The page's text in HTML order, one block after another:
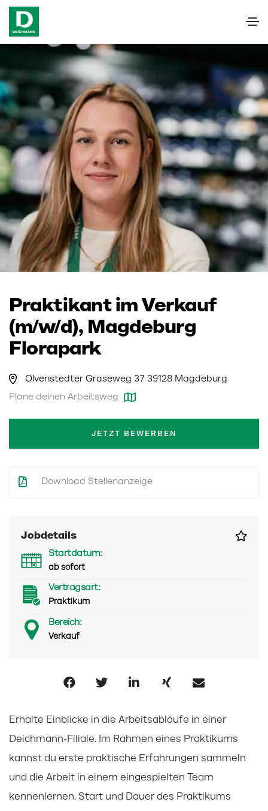
Praktikant im Verkauf
(m/w/d), Magdeburg
Florapark
Olvenstedter Graseweg 37 39128 Magdeburg
Plane deinen Arbeitsweg
JETZT BEWERBEN
Download Stellenanzeige
Jobdetails
Startdatum:
ab sofort
Vertragsart:
Praktikum
Bereich:
Verkauf
Erhalte Einblicke in die Arbeitsabläufe in einer
Deichmann-Filiale. Im Rahmen eines Praktikums
kannst du erste praktische Erfahrungen sammeln
und die Arbeit in einem eingespielten Team
kennenlernen. Start und Dauer des Praktikums